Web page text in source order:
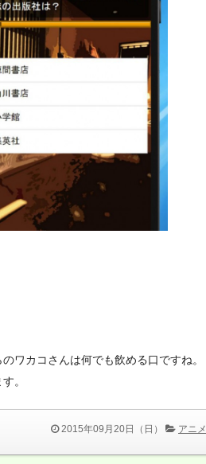
ワカコさんは何でも飲める口ですね。
。
2015年09月20日（日） アニメ